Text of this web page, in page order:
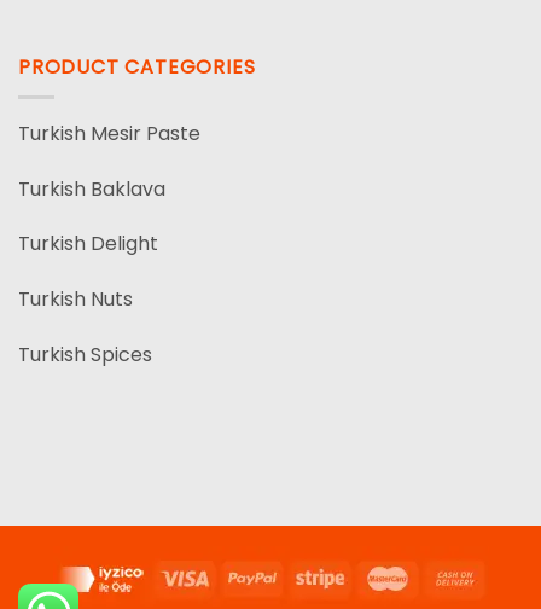
PRODUCT CATEGORIES
Turkish Mesir Paste
Turkish Baklava
Turkish Delight
Turkish Nuts
Turkish Spices